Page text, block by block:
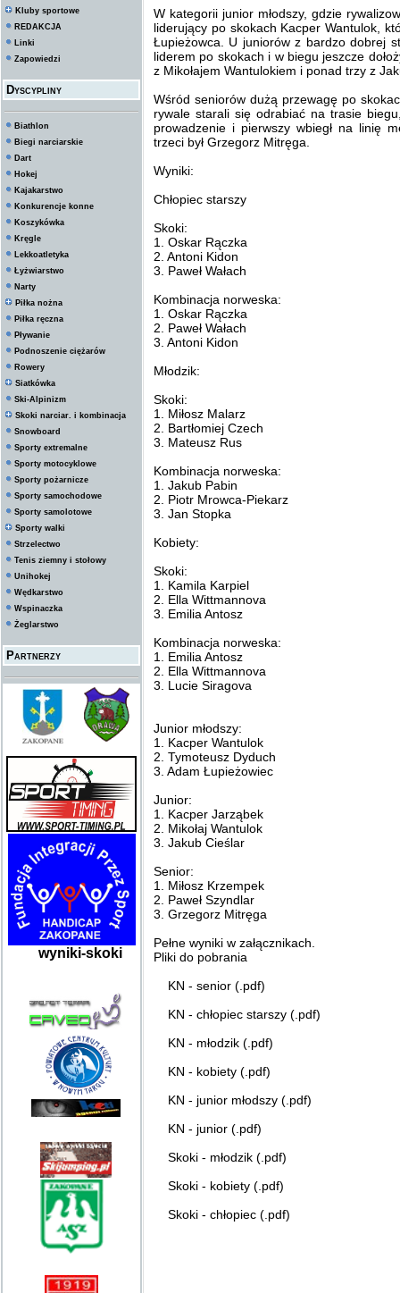
Kluby sportowe
REDAKCJA
Linki
Zapowiedzi
Dyscypliny
Biathlon
Biegi narciarskie
Dart
Hokej
Kajakarstwo
Konkurencje konne
Koszykówka
Kręgle
Lekkoatletyka
Łyżwiarstwo
Narty
Piłka nożna
Piłka ręczna
Pływanie
Podnoszenie ciężarów
Rowery
Siatkówka
Ski-Alpinizm
Skoki narciar. i kombinacja
Snowboard
Sporty extremalne
Sporty motocyklowe
Sporty pożarnicze
Sporty samochodowe
Sporty samolotowe
Sporty walki
Strzelectwo
Tenis ziemny i stołowy
Unihokej
Wędkarstwo
Wspinaczka
Żeglarstwo
Partnerzy
wyniki-skoki
W kategorii junior młodszy, gdzie
liderujący po skokach Kacper Wantulok,
Łupieżowca. U juniorów z bardzo dobrej
liderem po skokach i w biegu jeszcze
z Mikołajem Wantulokiem i ponad trzy z
Wśród seniorów dużą przewagę po
rywale starali się odrabiać na trasie
prowadzenie i pierwszy wbiegł na linię
trzeci był Grzegorz Mitręga.
Wyniki:
Chłopiec starszy
Skoki:
1. Oskar Rączka
2. Antoni Kidon
3. Paweł Wałach
Kombinacja norweska:
1. Oskar Rączka
2. Paweł Wałach
3. Antoni Kidon
Młodzik:
Skoki:
1. Miłosz Malarz
2. Bartłomiej Czech
3. Mateusz Rus
Kombinacja norweska:
1. Jakub Pabin
2. Piotr Mrowca-Piekarz
3. Jan Stopka
Kobiety:
Skoki:
1. Kamila Karpiel
2. Ella Wittmannova
3. Emilia Antosz
Kombinacja norweska:
1. Emilia Antosz
2. Ella Wittmannova
3. Lucie Siragova
Junior młodszy:
1. Kacper Wantulok
2. Tymoteusz Dyduch
3. Adam Łupieżowiec
Junior:
1. Kacper Jarząbek
2. Mikołaj Wantulok
3. Jakub Cieślar
Senior:
1. Miłosz Krzempek
2. Paweł Szyndlar
3. Grzegorz Mitręga
Pełne wyniki w załącznikach.
Pliki do pobrania
KN - senior (.pdf)
KN - chłopiec starszy (.pdf)
KN - młodzik (.pdf)
KN - kobiety (.pdf)
KN - junior młodszy (.pdf)
KN - junior (.pdf)
Skoki - młodzik (.pdf)
Skoki - kobiety (.pdf)
Skoki - chłopiec (.pdf)